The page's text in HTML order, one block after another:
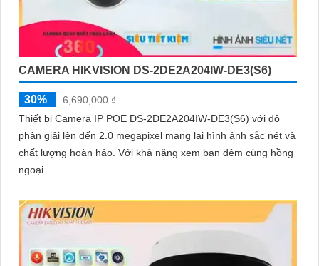
CAMERA HIKVISION DS-2DE2A204IW-DE3(S6)
30%
6,690,000 ₫
Thiết bị Camera IP POE DS-2DE2A204IW-DE3(S6) với độ
phân giải lên đến 2.0 megapixel mang lại hình ảnh sắc nét và
chất lượng hoàn hảo. Với khả năng xem ban đêm cùng hồng
ngoại...